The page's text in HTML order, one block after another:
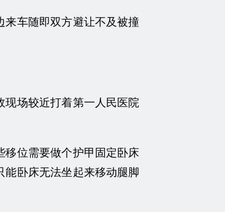
车随即双方避让不及被撞
场较近打着第一人民医院
位需要做个护甲固定卧床
卧床无法坐起来移动腿脚